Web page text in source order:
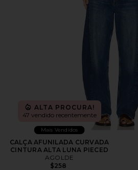
ALTA PROCURA!
47 vendido recentemente
Mais Vendidos
CALÇA AFUNILADA CURVADA
CINTURA ALTA LUNA PIECED
AGOLDE
$258